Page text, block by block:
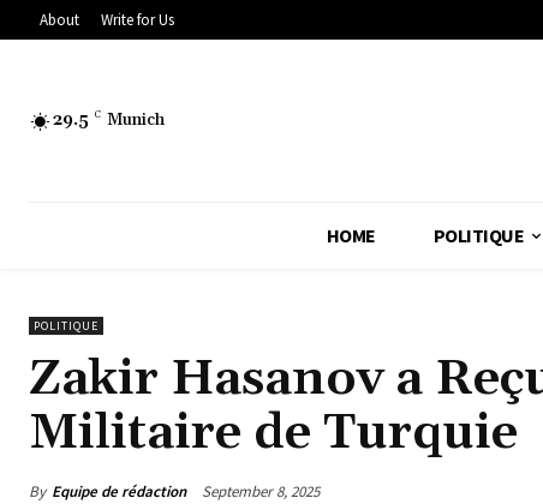
About Write for Us
29.5 C Munich
HOME POLITIQUE
POLITIQUE
Zakir Hasanov a
Militaire de Turquie
By Equipe de rédaction September 8, 2025